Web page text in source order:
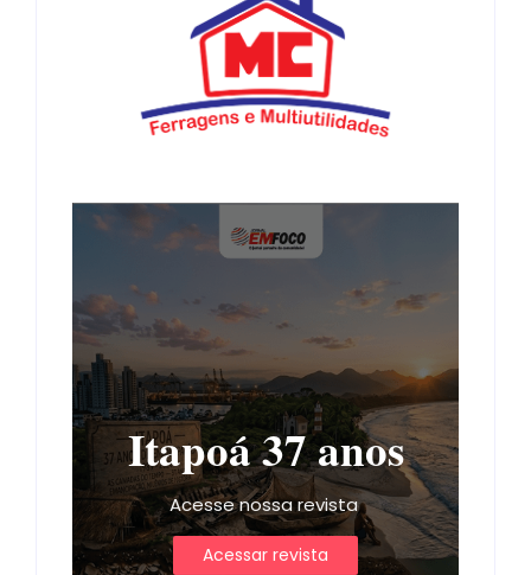
Itapoá 37 anos
Acesse nossa revista
Acessar revista